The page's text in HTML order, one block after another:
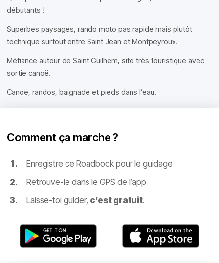
débutants !
Superbes paysages, rando moto pas rapide mais plutôt
technique surtout entre Saint Jean et Montpeyroux.
Méfiance autour de Saint Guilhem, site très touristique avec
sortie canoë.
Canoë, randos, baignade et pieds dans l’eau.
Comment ça marche ?
Enregistre ce Roadbook pour le guidage
Retrouve-le dans le GPS de l’app
Laisse-toi guider, c’est gratuit.